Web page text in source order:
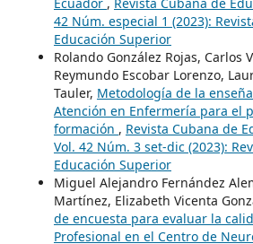
42 Núm. especial 1 (2023):
Educación Superior
Rolando González Rojas, Carlos
Reymundo Escobar Lorenzo,
Tauler, Metodología de la
Atención en Enfermería para el
formación , Revista Cubana de
Vol. 42 Núm. 3 set-dic (2023):
Educación Superior
Miguel Alejandro Fernández
Martínez, Elizabeth Vicenta
de encuesta para evaluar la
Profesional en el Centro de